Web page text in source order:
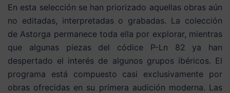
En esta selección se han priorizado aquellas obras aún
no editadas, interpretadas o grabadas. La colección
de Astorga permanece toda ella por explorar, mientras
que algunas piezas del códice P-Ln 82 ya han
despertado el interés de algunos grupos ibéricos. El
programa está compuesto casi exclusivamente por
obras ofrecidas en su primera audición moderna. Las